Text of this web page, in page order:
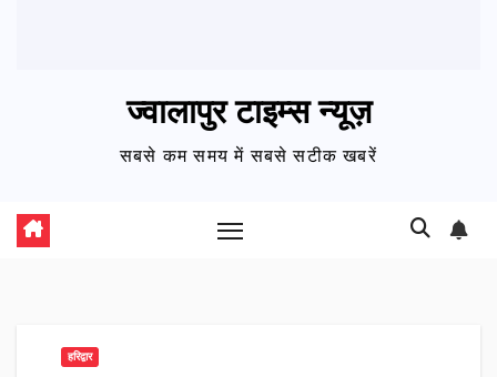
ज्वालापुर टाइम्स न्यूज़
सबसे कम समय में सबसे सटीक खबरें
हरिद्वार